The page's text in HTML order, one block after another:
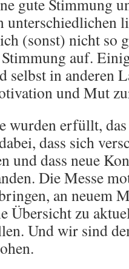
gute Stimmung
unterschiedlichen
(sonst) nicht so
auf.
selbst in anderen
und Mut
wurden erfüllt,
dass sich
und dass neue
Die Messe
an neuem
Übersicht zu
Und wir sind